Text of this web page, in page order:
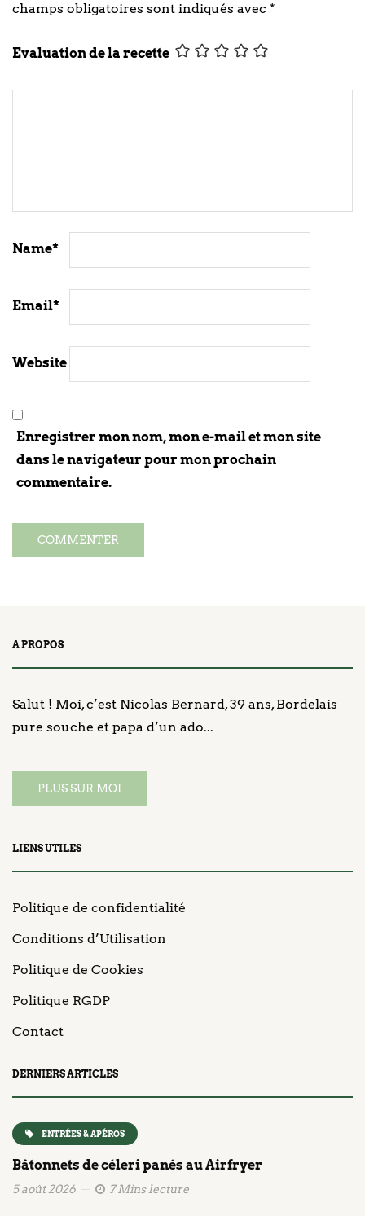
champs obligatoires sont indiqués avec *
Evaluation de la recette
Name*
Email*
Website
Enregistrer mon nom, mon e-mail et mon site
dans le navigateur pour mon prochain
commentaire.
A PROPOS
Salut ! Moi, c’est Nicolas Bernard, 39 ans, Bordelais
pure souche et papa d’un ado...
PLUS SUR MOI
LIENS UTILES
Politique de confidentialité
Conditions d’Utilisation
Politique de Cookies
Politique RGDP
Contact
DERNIERS ARTICLES
ENTRÉES & APÉROS
Bâtonnets de céleri panés au Airfryer
5 août 2026 7 Mins lecture